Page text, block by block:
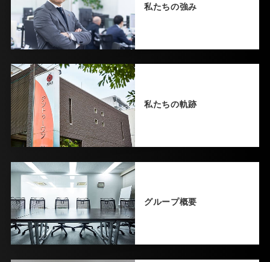
私たちの強み
私たちの軌跡
グループ概要